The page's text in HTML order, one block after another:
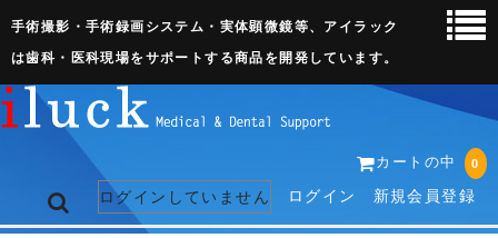
手術撮影・手術録画システム・実体顕微鏡等、アイラック
は歯科・医科現場をサポートする商品を開発しています。
カートの中 0
ログインしていません ログイン 新規会員登録